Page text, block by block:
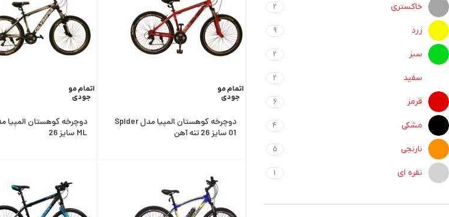
خاکستری 2
زرد 9
سبز 2
سفید 2
قرمز 6
مشکی 4
نارنجی 5
نقره ای 1
اتمام مو
جودی
دوچرخه کوهستان المپیا مدل Spider
01 سایز 26 تنه آهن
اتمام مو
جودی
ML سایز 26